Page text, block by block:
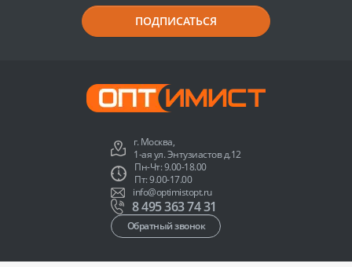
ПОДПИСАТЬСЯ
г. Москва,
1-ая ул. Энтузиастов д.12
Пн-Чт: 9.00-18.00
Пт: 9.00-17.00
info@optimistopt.ru
8 495 363 74 31
Обратный звонок